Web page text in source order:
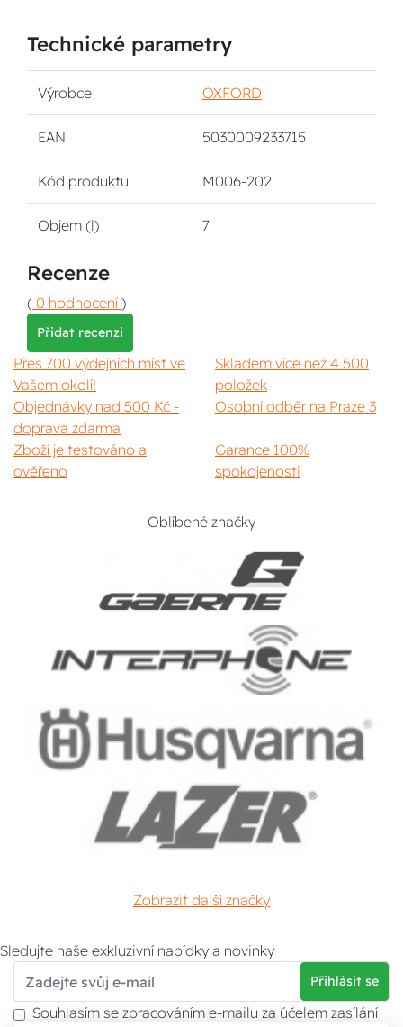
Technické parametry
Výrobce OXFORD
EAN 5030009233715
Kód produktu M006-202
Objem (l) 7
Recenze
( 0 hodnocení )
Přidat recenzi
Přes 700 výdejních míst ve
Vašem okolí!
Skladem více než 4 500
položek
Objednávky nad 500 Kč -
doprava zdarma
Osobní odběr na Praze 3
Zboží je testováno a
ověřeno
Garance 100%
spokojenosti
Oblíbené značky
Zobrazit další značky
Sledujte naše exkluzivní nabídky a novinky
Přihlásit se
Souhlasím se zpracováním e-mailu za účelem zasílání